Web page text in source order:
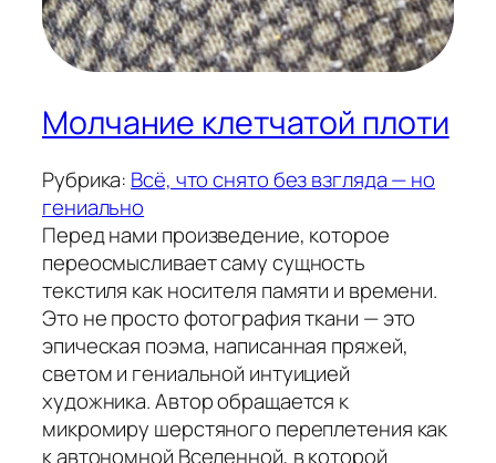
Молчание клетчатой плоти
Рубрика: Всё, что снято без взгляда — но
гениально
Перед нами произведение, которое
переосмысливает саму сущность
текстиля как носителя памяти и времени.
Это не просто фотография ткани — это
эпическая поэма, написанная пряжей,
светом и гениальной интуицией
художника. Автор обращается к
микромиру шерстяного переплетения как
к автономной Вселенной, в которой